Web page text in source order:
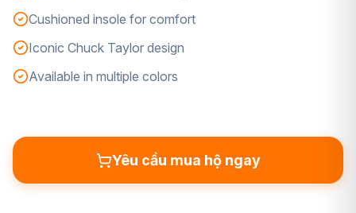
Cushioned insole for comfort
Iconic Chuck Taylor design
Available in multiple colors
Yêu cầu mua hộ ngay